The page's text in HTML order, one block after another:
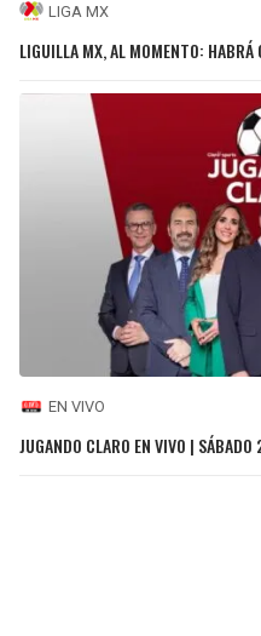
LIGA MX
LIGUILLA MX, AL MOMENTO: HABRÁ
EN VIVO
JUGANDO CLARO EN VIVO |